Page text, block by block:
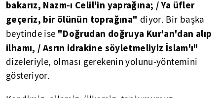
bakarız, Nazm-ı Celil'in yaprağına; / Ya üfler
geçeriz, bir ölünün toprağına" diyor. Bir başka
beytinde ise "Doğrudan doğruya Kur'an'dan alıp
ilhamı, / Asrın idrakine söyletmeliyiz İslam'ı"
dizeleriyle, olması gerekenin yolunu-yöntemini
gösteriyor.